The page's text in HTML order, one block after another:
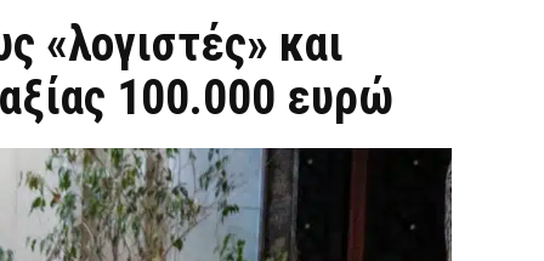
«λογιστές» και
100.000 ευρώ